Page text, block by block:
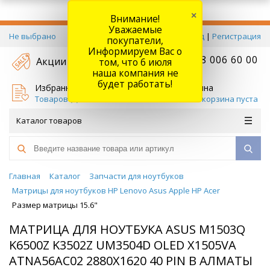
Не выбрано Вход | Регистрация
Акции +7 778 006 60 00
Избранное
Товаров (
Корзина
Ваша корзина пуста
Каталог товаров
Главная Каталог
Запчасти для ноутбуков
Матрицы для ноутбуков HP Lenovo Asus Apple HP Acer
Размер матрицы 15.6"
МАТРИЦА ДЛЯ НОУТБУКА ASUS M1503Q
K6500Z K3502Z UM3504D OLED X1505VA
ATNA56AC02 2880X1620 40 PIN В АЛМАТЫ
Внимание!
Уважаемые
покупатели,
Информируем Вас о
том, что 6 июля
наша компания не
будет работать!
×